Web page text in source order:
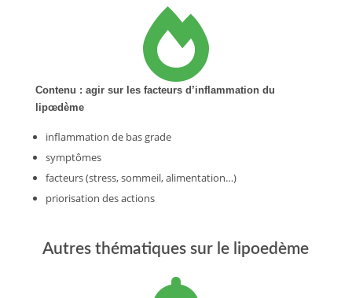

Contenu : agir sur les facteurs d’inflammation du
lipœdème
inflammation de bas grade
symptômes
facteurs (stress, sommeil, alimentation…)
priorisation des actions
Autres thématiques sur le lipoedème